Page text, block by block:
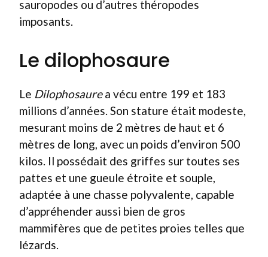
sauropodes ou d’autres théropodes
imposants.
Le dilophosaure
Le Dilophosaurea vécu entre 199 et 183
millions d’années. Son stature était modeste,
mesurant moins de 2 mètres de haut et 6
mètres de long, avec un poids d’environ 500
kilos. Il possédait des griffes sur toutes ses
pattes et une gueule étroite et souple,
adaptée à une chasse polyvalente, capable
d’appréhender aussi bien de gros
mammifères que de petites proies telles que
lézards.